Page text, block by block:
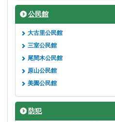
公民館
大古里公民館
三室公民館
尾間木公民館
原山公民館
美園公民館
防犯